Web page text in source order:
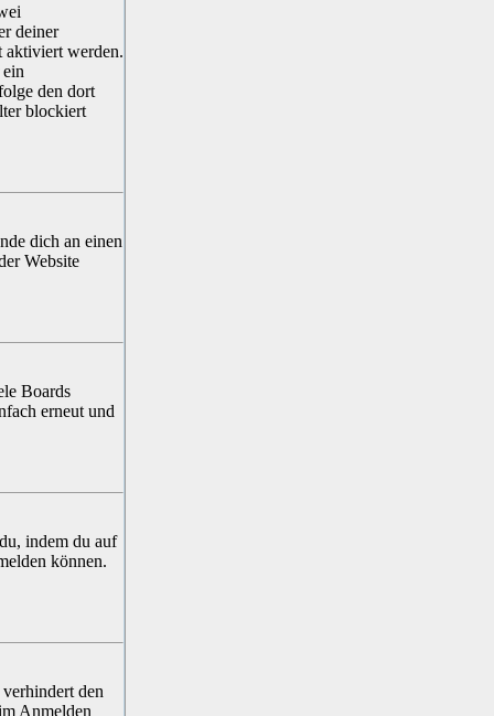
deiner
aktiviert werden.
den dort
blockiert
dich an einen
Website
Boards
erneut und
indem du auf
können.
den
Anmelden